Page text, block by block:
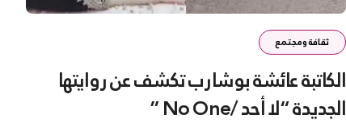
ثقافة ومجتمع
الكاتبة عائشة بوشارب تكشف عن روايتها
الجديدة “لا أحد /No One ”